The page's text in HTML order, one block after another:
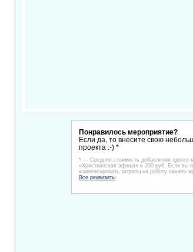
Понравилось мероприятие?
Если да, то внесите свою
проекта :-) *
* — Средняя стоимость добавления одного
«Христианская афиша» в 200 руб. Если вы
компенсировать затраты на работу нашего
Все реквизиты